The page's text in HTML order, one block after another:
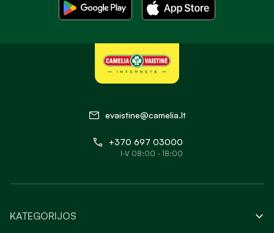
evaistine@camelia.lt
+370 697 03000
I-V 08:00 - 18:00
KATEGORIJOS